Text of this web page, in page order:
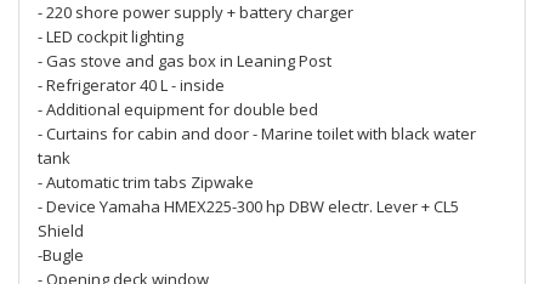
- 220 shore power supply + battery charger
- LED cockpit lighting
- Gas stove and gas box in Leaning Post
- Refrigerator 40 L - inside
- Additional equipment for double bed
- Curtains for cabin and door - Marine toilet with black water
tank
- Automatic trim tabs Zipwake
- Device Yamaha HMEX225-300 hp DBW electr. Lever + CL5
Shield
-Bugle
- Opening deck window